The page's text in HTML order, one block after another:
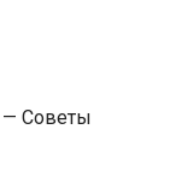
— Советы